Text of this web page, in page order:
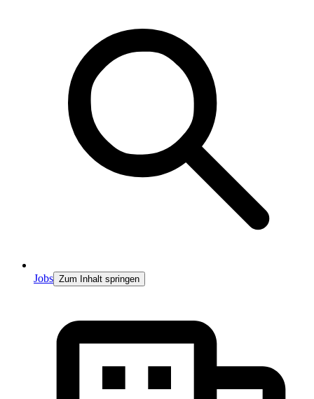
Jobs Zum Inhalt springen